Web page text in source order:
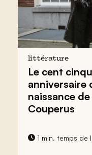
littérature
Le cent
anniversaire
naissance
Couperus
1 min. temps de